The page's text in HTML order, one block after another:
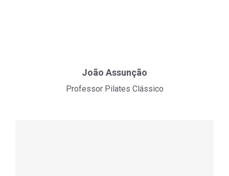
João Assunção
Professor Pilates Clássico